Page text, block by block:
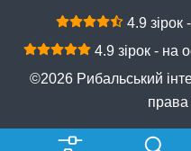
4.9 зірок
4.9 зірок - на
©2026 Рибальський
права